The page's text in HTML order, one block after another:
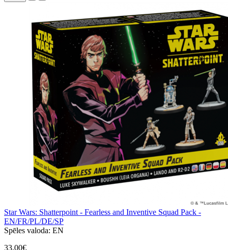
Star Wars: Shatterpoint - Fearless and Inventive Squad Pack -
EN/FR/PL/DE/SP
Spēles valoda: EN
33,00€